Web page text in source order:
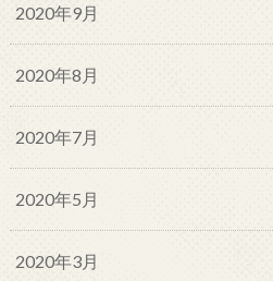
2020年9月
2020年8月
2020年7月
2020年5月
2020年3月